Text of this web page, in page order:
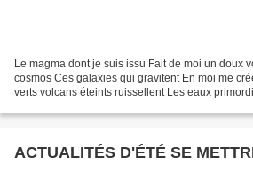
Le magma dont je suis issu Fait de moi un doux
cosmos Ces galaxies qui gravitent En moi me
verts volcans éteints ruissellent Les eaux
ACTUALITÉS D'ÉTÉ SE